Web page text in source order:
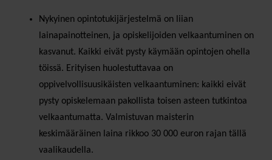
Nykyinen opintotukijärjestelmä on liian
lainapainotteinen, ja opiskelijoiden velkaantuminen on
kasvanut. Kaikki eivät pysty käymään opintojen ohella
töissä. Erityisen huolestuttavaa on
oppivelvollisuusikäisten velkaantuminen: kaikki eivät
pysty opiskelemaan pakollista toisen asteen tutkintoa
velkaantumatta. Valmistuvan maisterin
keskimääräinen laina rikkoo 30 000 euron rajan tällä
vaalikaudella.